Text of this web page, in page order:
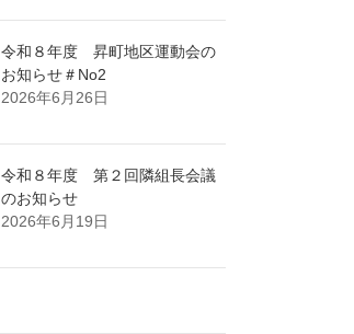
令和８年度 昇町地区運動会の
お知らせ＃No2
2026年6月26日
令和８年度 第２回隣組長会議
のお知らせ
2026年6月19日